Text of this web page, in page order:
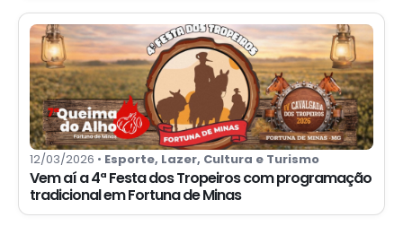
12/03/2026 • Esporte, Lazer, Cultura e Turismo
Vem aí a 4ª Festa dos Tropeiros com programação
tradicional em Fortuna de Minas